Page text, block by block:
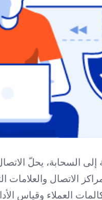
إلى السحابة، يحلّ
الاتصال والعلامات
العملاء وقياس